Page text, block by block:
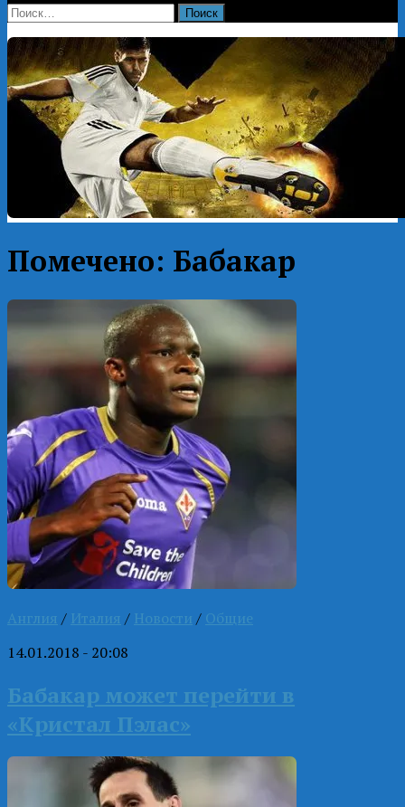
Найти:
Помечено: Бабакар
Англия / Италия / Новости / Общие
14.01.2018 - 20:08
Бабакар может перейти в
«Кристал Пэлас»